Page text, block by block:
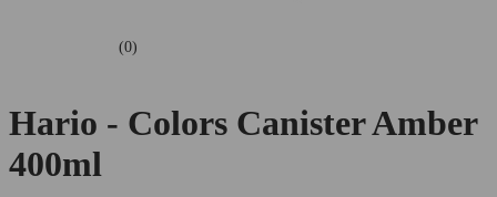
(0)
Hario - Colors Canister Amber
400ml